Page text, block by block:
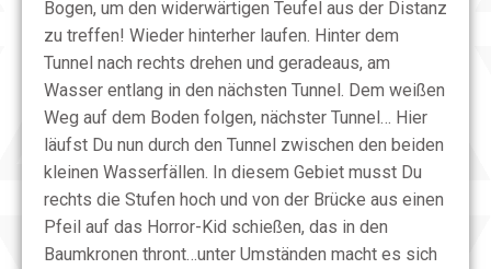
Bogen, um den widerwärtigen Teufel aus der Distanz
zu treffen! Wieder hinterher laufen. Hinter dem
Tunnel nach rechts drehen und geradeaus, am
Wasser entlang in den nächsten Tunnel. Dem weißen
Weg auf dem Boden folgen, nächster Tunnel… Hier
läufst Du nun durch den Tunnel zwischen den beiden
kleinen Wasserfällen. In diesem Gebiet musst Du
rechts die Stufen hoch und von der Brücke aus einen
Pfeil auf das Horror-Kid schießen, das in den
Baumkronen thront…unter Umständen macht es sich